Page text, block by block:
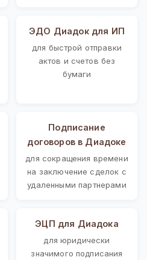
ЭДО Диадок для ИП
для быстрой отправки
актов и счетов без
бумаги
Подписание
договоров в Диадоке
для сокращения времени
на заключение сделок с
удаленными партнерами
ЭЦП для Диадока
для юридически
значимого подписания